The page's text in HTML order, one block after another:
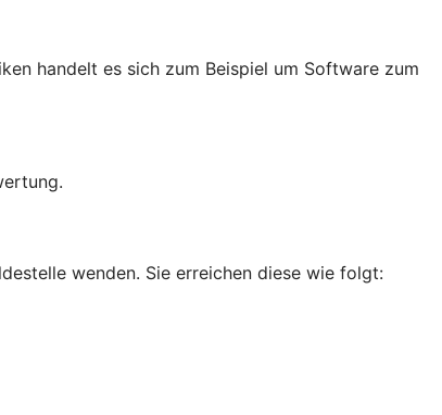
handelt es sich zum Beispiel um Software zum
wenden. Sie erreichen diese wie folgt: